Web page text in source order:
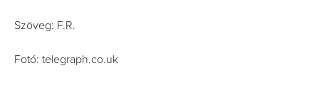
Szöveg: F.R.
Fotó: telegraph.co.uk